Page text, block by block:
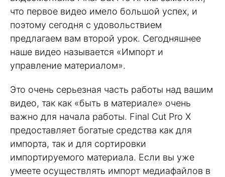
что первое видео имело большой успех, и
поэтому сегодня с удовольствием
предлагаем вам второй урок. Сегодняшнее
наше видео называется «Импорт и
управление материалом».
Это очень серьезная часть работы над вашим
видео, так как «быть в материале» очень
важно для начала работы. Final Cut Pro X
предоставляет богатые средства как для
импорта, так и для сортировки
импортируемого материала. Если вы уже
умеете осуществлять импорт медиафайлов в